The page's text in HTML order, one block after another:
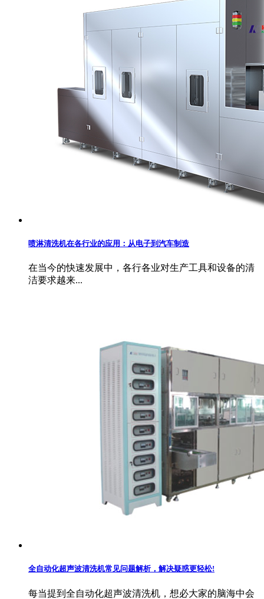
喷淋清洗机在各行业的应用：从电子到汽车制造
在当今的快速发展中，各行各业对生产工具和设备的清
洁要求越来...
全自动化超声波清洗机常见问题解析，解决疑惑更轻松!
每当提到全自动化超声波清洗机，想必大家的脑海中会